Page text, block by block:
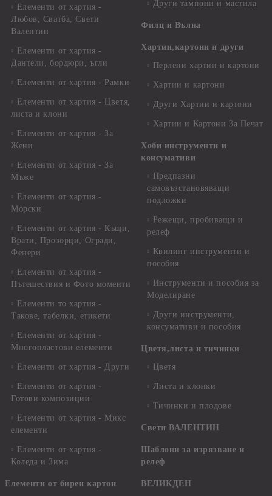
Елементи от хартия -
Любов, Сватба, Свети
Валентин
Елементи от хартия -
Дантели, бордюри, ъгли
Елементи от хартия - Рамки
Елементи от хартия - Цветя,
листа и клони
Елементи от хартия - За
Жени
Елементи от хартия - За
Мъже
Елементи от хартия -
Морски
Елементи от хартия - Къщи,
Врати, Прозорци, Огради,
Фенери
Елементи от хартия -
Пътешествия и Фото моменти
Елементи то хартия -
Такове, табелки, етикети
Елементи от хартия -
Многопластови елементи
Елементи от хартия - Други
Елементи от хартия -
Готови композиции
Елементи от хартия - Микс
елементи
Елементи от хартия -
Коледа и Зима
Елементи от бирен картон
Други тампони и мастила
Филц и Вълна
Хартии,картони и други
Перлени хартии и картони
Хартии и картони
Други Хартии и картони
Хартии и Картони За Печат
Хоби инструменти и
консумативи
Предпазни
самовъзстановяващи
подложки
Режещи, пробиващи и
релеф
Квилинг инструменти и
пособия
Инструменти и пособия за
Моделиране
Други инструменти,
консумативи и пособия
Цветя,листа и тичинки
Цветя
Листа и клонки
Тичинки и плодове
Свети ВАЛЕНТИН
Шаблони за изрязване и
релеф
ВЕЛИКДЕН